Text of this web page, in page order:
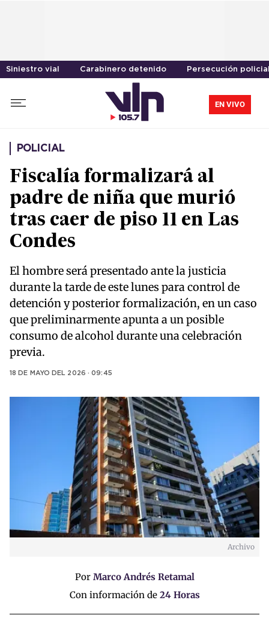
Siniestro vial Carabinero detenido Persecución
EN VIVO
POLICIAL
Fiscalía formalizará al
padre de niña que murió
tras caer de piso 11 en Las
Condes
El hombre será presentado ante la justicia
durante la tarde de este lunes para control de
detención y posterior formalización, en un caso
que preliminarmente apunta a un posible
consumo de alcohol durante una celebración
previa.
18 DE MAYO DEL 2026 · 09:45
Archivo
Por Marco Andrés Retamal
Con información de 24 Horas